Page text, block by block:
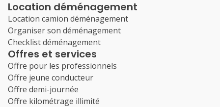
Location déménagement
Location camion déménagement
Organiser son déménagement
Checklist déménagement
Offres et services
Offre pour les professionnels
Offre jeune conducteur
Offre demi-journée
Offre kilométrage illimité